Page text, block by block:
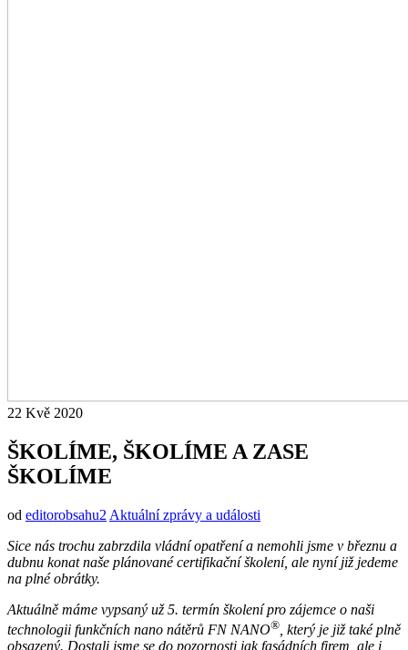
22 Kvě 2020
ŠKOLÍME, ŠKOLÍME A ZASE
ŠKOLÍME
od editorobsahu2 Aktuální zprávy a události
Sice nás trochu zabrzdila vládní opatření a nemohli jsme v březnu a
dubnu konat naše plánované certifikační školení, ale nyní již jedeme
na plné obrátky.
Aktuálně máme vypsaný už 5. termín školení pro zájemce o naši
technologii funkčních nano nátěrů FN NANO® , který je již také plně
obsazený. Dostali jsme se do pozornosti jak fasádních firem, ale i